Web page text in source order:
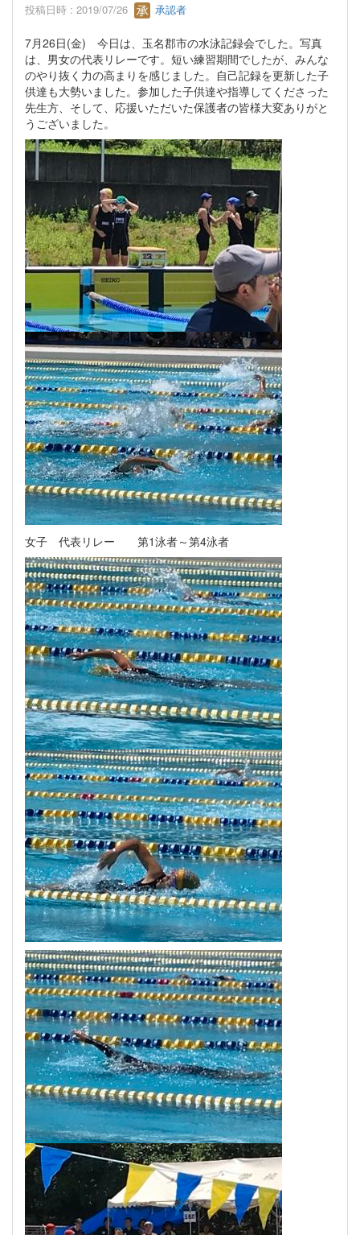
投稿日時 : 2019/07/26 承認者
7月26日(金) 今日は、玉名郡市の水泳記録会でした。写真
は、男女の代表リレーです。短い練習期間でしたが、みんな
のやり抜く力の高まりを感じました。自己記録を更新した子
供達も大勢いました。参加した子供達や指導してくださった
先生方、そして、応援いただいた保護者の皆様大変ありがと
うございました。
女子 代表リレー 第1泳者～第4泳者